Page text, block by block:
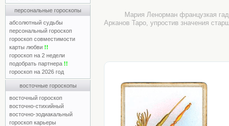
персональные гороскопы
абсолютный судьбы
персональный гороскоп
гороскоп совместимости
карты любви !!
гороскоп на 2 недели
подобрать партнера !!
гороскоп на 2026 год
восточные гороскопы
восточный гороскоп
восточно-стихийный
восточно-зодиакальный
гороскоп карьеры
Мария Ленорман французкая
Арканов Таро, упростив значения